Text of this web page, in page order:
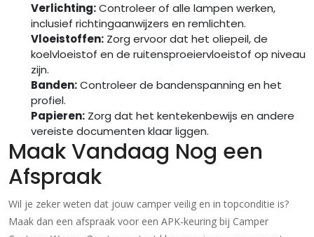
Verlichting:Controleer of alle lampen werken,
inclusief richtingaanwijzers en remlichten.
Vloeistoffen: Zorg ervoor dat het oliepeil, de
koelvloeistof en de ruitensproeiervloeistof op niveau
zijn.
Banden:Controleer de bandenspanning en het
profiel.
Papieren: Zorg dat het kentekenbewijs en andere
vereiste documenten klaar liggen.
Maak Vandaag Nog een
Afspraak
Wil je zeker weten dat jouw camper veilig en in topconditie is?
Maak dan een afspraak voor een APK-keuring bij Camper